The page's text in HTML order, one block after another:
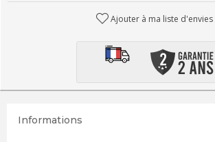
Ajouter à ma liste d'envies
Informations